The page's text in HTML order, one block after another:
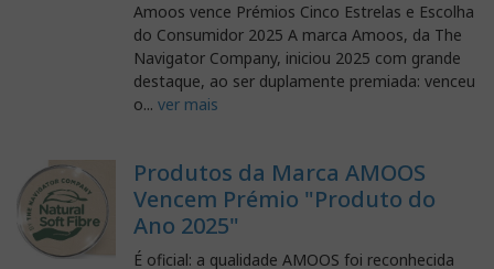
Amoos vence Prémios Cinco Estrelas e Escolha
do Consumidor 2025 A marca Amoos, da The
Navigator Company, iniciou 2025 com grande
destaque, ao ser duplamente premiada: venceu
o... ver mais
Produtos da Marca AMOOS
Vencem Prémio "Produto do
Ano 2025"
É oficial: a qualidade AMOOS foi reconhecida